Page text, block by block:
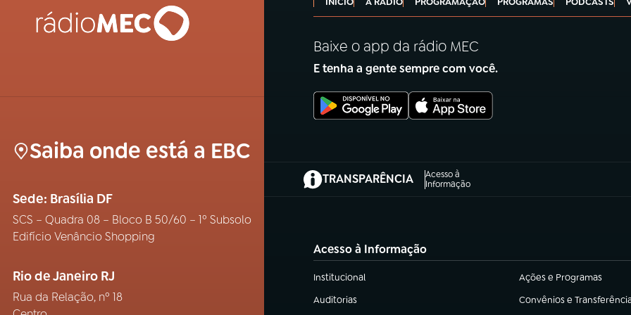
Saiba onde está a EBC
Sede: Brasília DF
SCS – Quadra 08 – Bloco B 50/60 – 1º Subsolo
Edifício Venâncio Shopping
Rio de Janeiro RJ
Rua da Relação, nº 18
Baixe o app da rádio MEC
E tenha a gente sempre com você.
TRANSPARÊNCIA
Acesso à
Informação
(abre em nova aba)
Acesso à Informação
Institucional
(abre em nova aba) Ações e Programas
(abre em nova aba)
Auditorias
(abre em nova aba) Convênios e
(abre em nova aba)